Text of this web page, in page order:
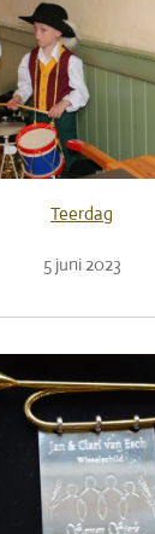
Teerdag
5 juni 2023